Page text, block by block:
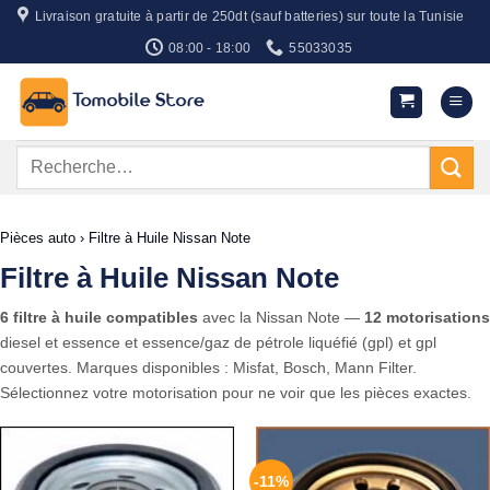
Passer
contenu
Livraison gratuite à partir de 250dt (sauf batteries) sur toute la Tunisie
08:00 - 18:00 55033035
Recherche
Pièces auto › Filtre à Huile Nissan Note
Filtre à Huile Nissan Note
6 filtre à huile compatibles avec la Nissan Note — 12 motorisations
diesel et essence et essence/gaz de pétrole liquéfié (gpl) et gpl
couvertes. Marques disponibles : Misfat, Bosch, Mann Filter.
Sélectionnez votre motorisation pour ne voir que les pièces exactes.
-11%